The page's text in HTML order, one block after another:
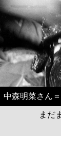
中森明菜さん
まだ